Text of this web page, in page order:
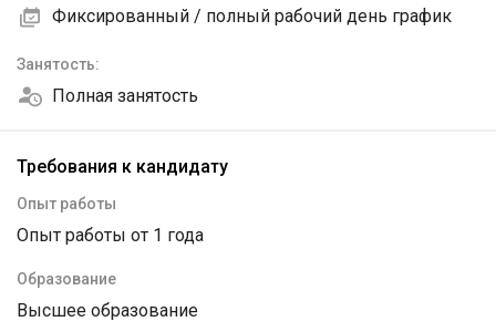
Фиксированный / полный рабочий день график
Занятость:
Полная занятость
Требования к кандидату
Опыт работы
Опыт работы от 1 года
Образование
Высшее образование